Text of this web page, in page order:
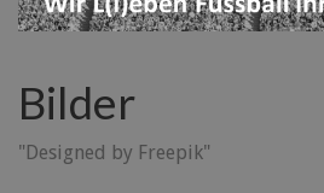
Bilder
"Designed by Freepik"